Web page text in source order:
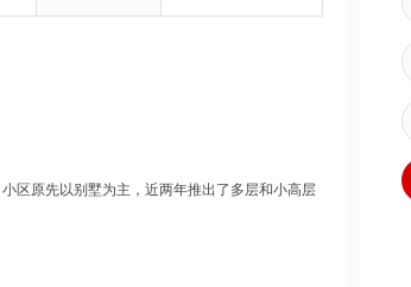
区原先以别墅为主，近两年推出了多层和小高层